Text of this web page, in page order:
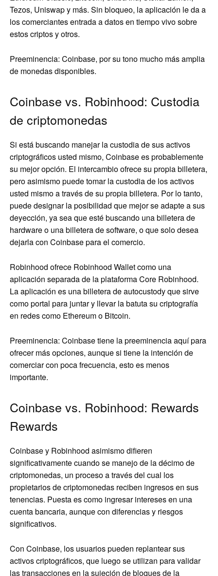
Tezos, Uniswap y más. Sin bloqueo, la aplicación le da a
los comerciantes entrada a datos en tiempo vivo sobre
estos criptos y otros.
Preeminencia: Coinbase, por su tono mucho más amplia
de monedas disponibles.
Coinbase vs. Robinhood: Custodia
de criptomonedas
Si está buscando manejar la custodia de sus activos
criptográficos usted mismo, Coinbase es probablemente
su mejor opción. El intercambio ofrece su propia billetera,
pero asimismo puede tomar la custodia de los activos
usted mismo a través de su propia billetera. Por lo tanto,
puede designar la posibilidad que mejor se adapte a sus
deyección, ya sea que esté buscando una billetera de
hardware o una billetera de software, o que solo desea
dejarla con Coinbase para el comercio.
Robinhood ofrece Robinhood Wallet como una
aplicación separada de la plataforma Core Robinhood.
La aplicación es una billetera de autocustody que sirve
como portal para juntar y llevar la batuta su criptografía
en redes como Ethereum o Bitcoin.
Preeminencia: Coinbase tiene la preeminencia aquí para
ofrecer más opciones, aunque si tiene la intención de
comerciar con poca frecuencia, esto es menos
importante.
Coinbase vs. Robinhood: Rewards
Rewards
Coinbase y Robinhood asimismo difieren
significativamente cuando se manejo de la décimo de
criptomonedas, un proceso a través del cual los
propietarios de criptomonedas reciben ingresos en sus
tenencias. Puesta es como ingresar intereses en una
cuenta bancaria, aunque con diferencias y riesgos
significativos.
Con Coinbase, los usuarios pueden replantear sus
activos criptográficos, que luego se utilizan para validar
las transacciones en la sujeción de bloques de la